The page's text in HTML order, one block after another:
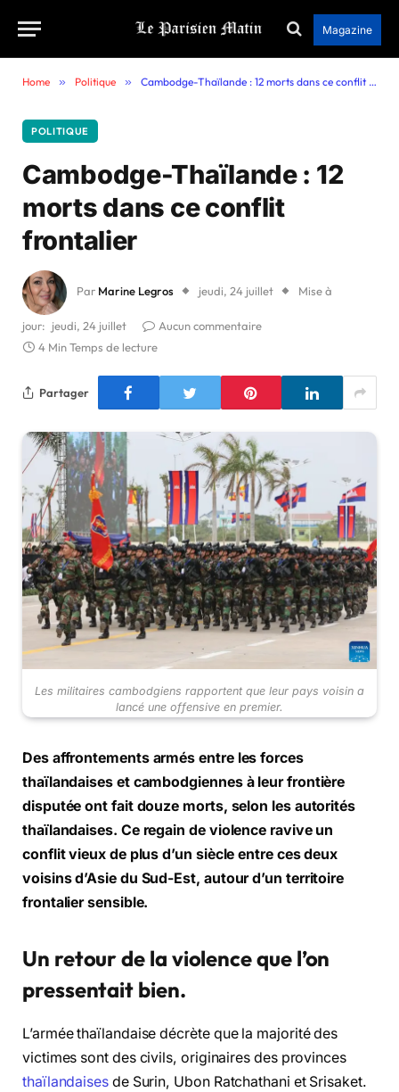
Magazine
Home » Politique » Cambodge-Thaïlande : 12 morts dans ce conflit frontalier
POLITIQUE
Cambodge-Thaïlande : 12
morts dans ce conflit
frontalier
Par Marine Legros jeudi, 24 juillet Mise à
jour: jeudi, 24 juillet
Aucun commentaire
4 Min Temps de lecture
Partager
Les militaires cambodgiens rapportent que leur pays voisin a
lancé une offensive en premier.
Des affrontements armés entre les forces
thaïlandaises et cambodgiennes à leur frontière
disputée ont fait douze morts, selon les autorités
thaïlandaises. Ce regain de violence ravive un
conflit vieux de plus d’un siècle entre ces deux
voisins d’Asie du Sud-Est, autour d’un territoire
frontalier sensible.
Un retour de la violence que l’on
pressentait bien.
L’armée thaïlandaise décrète que la majorité des
victimes sont des civils, originaires des provinces
thaïlandaisesde Surin, Ubon Ratchathani et Srisaket.